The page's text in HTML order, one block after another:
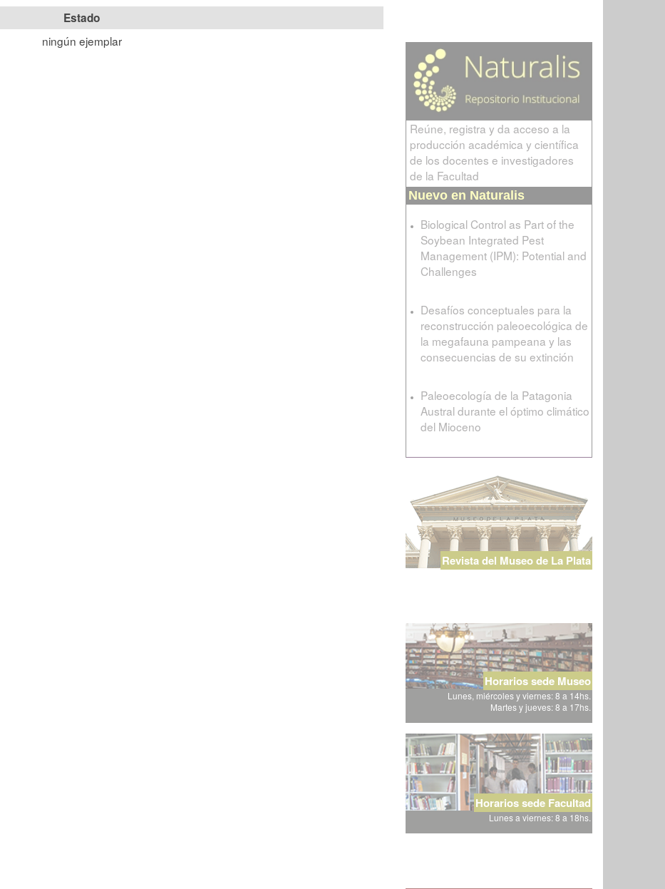
Estado
ningún ejemplar
Reúne, registra y da acceso a la
producción académica y científica
de los docentes e investigadores
de la Facultad
Nuevo en Naturalis
Biological Control as Part of the
Soybean Integrated Pest
Management (IPM): Potential and
Challenges
Desafíos conceptuales para la
reconstrucción paleoecológica de
la megafauna pampeana y las
consecuencias de su extinción
Paleoecología de la Patagonia
Austral durante el óptimo climático
del Mioceno
Revista del Museo de La Plata
Horarios sede Museo
Lunes, miércoles y viernes: 8 a 14hs.
Martes y jueves: 8 a 17hs.
Horarios sede Facultad
Lunes a viernes: 8 a 18hs.